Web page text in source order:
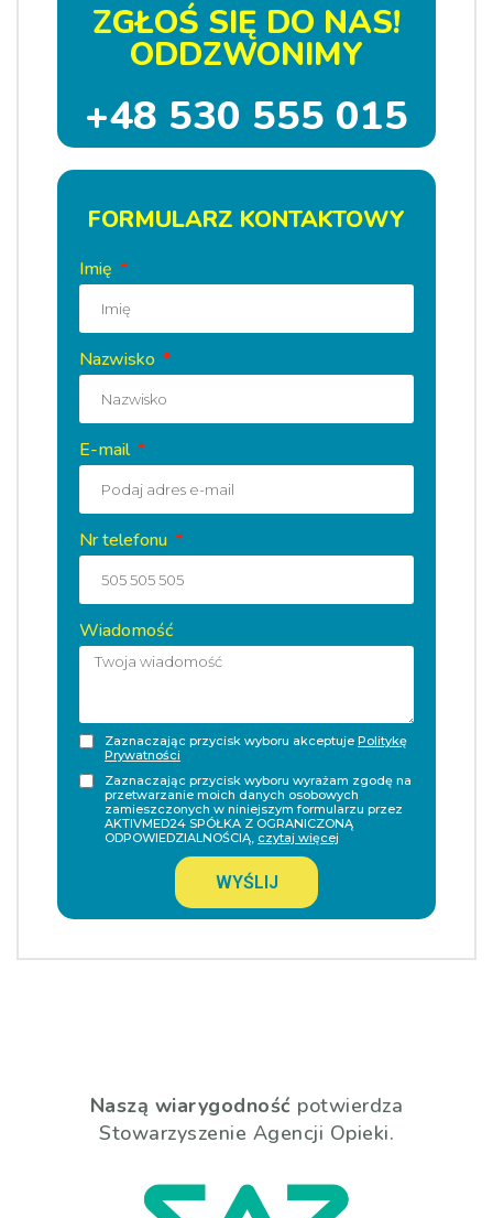
ZGŁOŚ SIĘ DO NAS!
ODDZWONIMY
+48 530 555 015
FORMULARZ KONTAKTOWY
Imię
Nazwisko
E-mail
Nr telefonu
Wiadomość
Zaznaczając przycisk wyboru akceptuje Politykę
Prywatności
Zaznaczając przycisk wyboru wyrażam zgodę na
przetwarzanie moich danych osobowych
zamieszczonych w niniejszym formularzu przez
AKTIVMED24 SPÓŁKA Z OGRANICZONĄ
ODPOWIEDZIALNOŚCIĄ, czytaj więcej
WYŚLIJ
Naszą wiarygodność potwierdza
Stowarzyszenie Agencji Opieki.